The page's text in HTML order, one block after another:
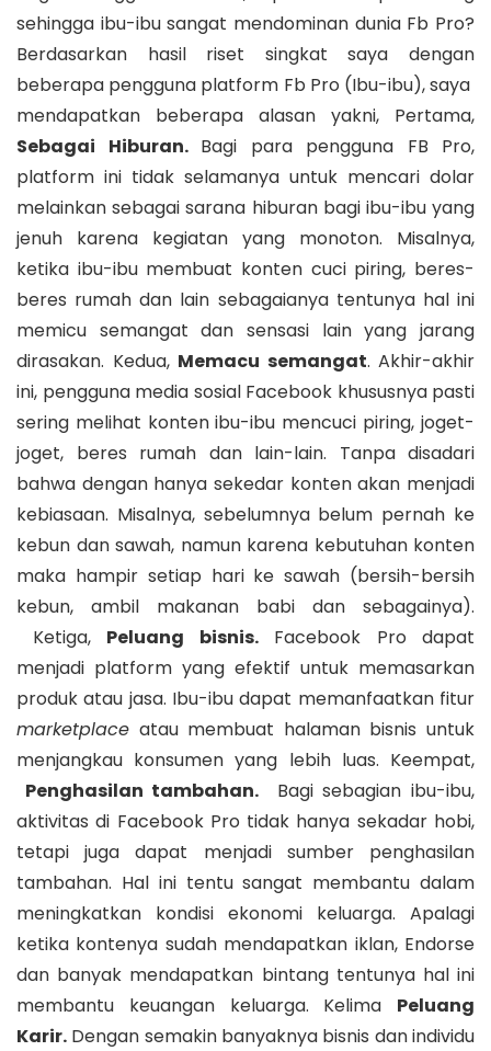
sehingga ibu-ibu sangat mendominan dunia Fb Pro?
Berdasarkan hasil riset singkat saya dengan
beberapa pengguna platform Fb Pro (Ibu-ibu), saya
mendapatkan beberapa alasan yakni, Pertama,
Sebagai Hiburan. Bagi para pengguna FB Pro,
platform ini tidak selamanya untuk mencari dolar
melainkan sebagai sarana hiburan bagi ibu-ibu yang
jenuh karena kegiatan yang monoton. Misalnya,
ketika ibu-ibu membuat konten cuci piring, beres-
beres rumah dan lain sebagaianya tentunya hal ini
memicu semangat dan sensasi lain yang jarang
dirasakan. Kedua, Memacu semangat. Akhir-akhir
ini, pengguna media sosial Facebook khususnya pasti
sering melihat konten ibu-ibu mencuci piring, joget-
joget, beres rumah dan lain-lain. Tanpa disadari
bahwa dengan hanya sekedar konten akan menjadi
kebiasaan. Misalnya, sebelumnya belum pernah ke
kebun dan sawah, namun karena kebutuhan konten
maka hampir setiap hari ke sawah (bersih-bersih
kebun, ambil makanan babi dan sebagainya).
Ketiga, Peluang bisnis.Facebook Pro dapat
menjadi platform yang efektif untuk memasarkan
produk atau jasa. Ibu-ibu dapat memanfaatkan fitur
marketplace atau membuat halaman bisnis untuk
menjangkau konsumen yang lebih luas. Keempat,
Penghasilan tambahan.
Bagi sebagian ibu-ibu,
aktivitas di Facebook Pro tidak hanya sekadar hobi,
tetapi juga dapat menjadi sumber penghasilan
tambahan. Hal ini tentu sangat membantu dalam
meningkatkan kondisi ekonomi keluarga. Apalagi
ketika kontenya sudah mendapatkan iklan, Endorse
dan banyak mendapatkan bintang tentunya hal ini
membantu keuangan keluarga. Kelima Peluang
Karir. Dengan semakin banyaknya bisnis dan individu